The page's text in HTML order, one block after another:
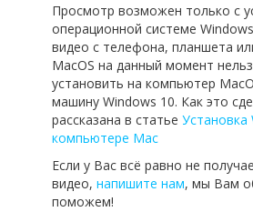
Просмотр возможен только с
операционной системе
видео с телефона, планшета
MacOS на данный момент
установить на компьютер
машину Windows 10. Как это
рассказана в статье Установка
компьютере Mac
Если у Вас всё равно не
видео, напишите нам, мы Вам
поможем!